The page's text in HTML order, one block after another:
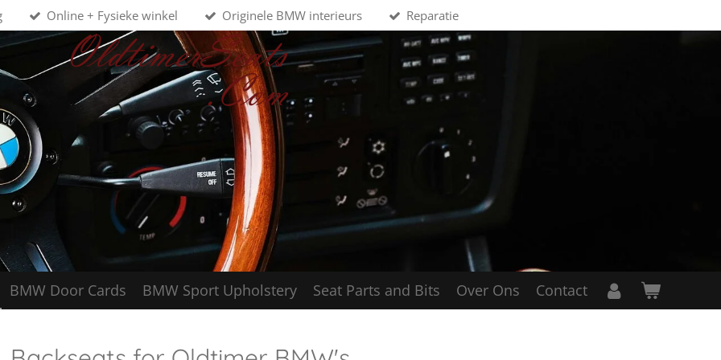
Online + Fysieke winkel Originele BMW interieurs Reparatie
BMW Door Cards BMW Sport Upholstery Seat Parts and Bits Over Ons Contact